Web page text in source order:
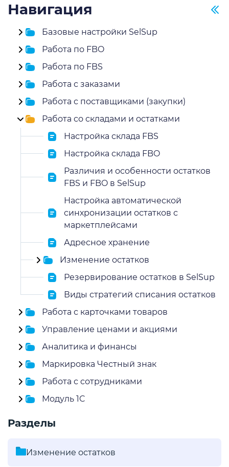
Навигация
Базовые настройки SelSup
Работа по FBO
Работа по FBS
Работа с заказами
Работа с поставщиками (закупки)
Работа со складами и остатками
Настройка склада FBS
Настройка склада FBO
Различия и особенности остатков
FBS и FBO в SelSup
Настройка автоматической
синхронизации остатков с
маркетплейсами
Адресное хранение
Изменение остатков
Резервирование остатков в SelSup
Виды стратегий списания остатков
Работа с карточками товаров
Управление ценами и акциями
Аналитика и финансы
Маркировка Честный знак
Работа с сотрудниками
Модуль 1C
Разделы
Изменение остатков